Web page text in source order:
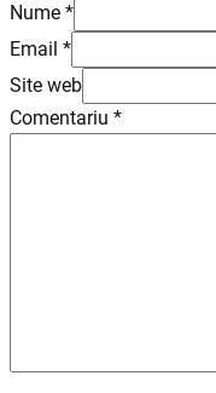
Nume *
Email *
Site web
Comentariu *